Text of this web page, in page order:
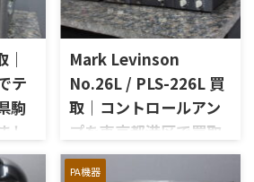
ネル
能
ト
、左
力
コン
バ
コン
せていただきました。今回の
お品物は、長年大切に音楽を
楽しまれてきたご本人様より、
オーディオ機器の整理を進めた
いとのご相談をいただいたも
のです。 JBL C50 OLYMPUS
S7Rは、Olympus専用エンクロ
ージャーにLE15Aウーファー、
PR15パッシブラジエーター、
テ
駒
Mark Levinson
No.26L / PLS-226L 買
取｜コントロールアン
プを東京都港区で買取
しました
PA機器